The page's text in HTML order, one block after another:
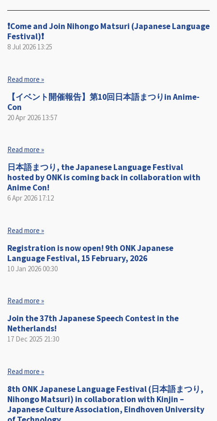
❗️Come and Join Nihongo Matsuri (Japanese Language
Festival)❗️
8 Jul 2026 13:25
Read more »
【イベント開催報告】第10回日本語まつりin Anime-
Con
20 Apr 2026 13:57
Read more »
日本語まつり, the Japanese Language Festival
hosted by ONK is coming back in collaboration with
Anime Con!
6 Apr 2026 17:12
Read more »
Registration is now open! 9th ONK Japanese
Language Festival, 15 February, 2026
10 Jan 202600:30
Read more »
Join the 37th Japanese Speech Contest in the
Netherlands!
17 Dec 2025 21:30
Read more »
8th ONK Japanese Language Festival (日本語まつり,
Nihongo Matsuri) in collaboration with Kinjin –
Japanese Culture Association, Eindhoven University